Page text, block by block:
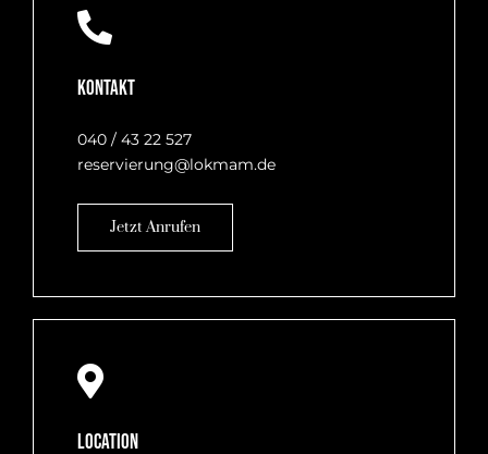
Kontakt
040 / 43 22 527
reservierung@lokmam.de
Jetzt Anrufen
Location